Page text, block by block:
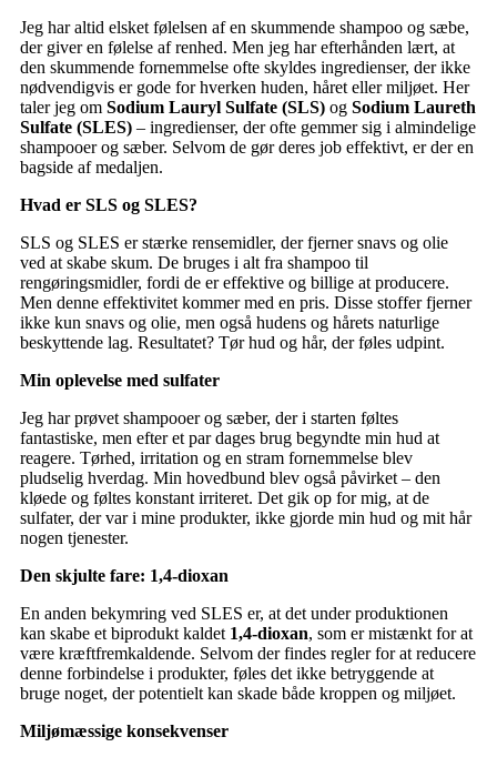
Jeg har altid elsket følelsen af en skummende shampoo og sæbe,
der giver en følelse af renhed. Men jeg har efterhånden lært, at
den skummende fornemmelse ofte skyldes ingredienser, der ikke
nødvendigvis er gode for hverken huden, håret eller miljøet. Her
taler jeg om Sodium Lauryl Sulfate (SLS) og Sodium Laureth
Sulfate (SLES) – ingredienser, der ofte gemmer sig i almindelige
shampooer og sæber. Selvom de gør deres job effektivt, er der en
bagside af medaljen.
Hvad er SLS og SLES?
SLS og SLES er stærke rensemidler, der fjerner snavs og olie
ved at skabe skum. De bruges i alt fra shampoo til
rengøringsmidler, fordi de er effektive og billige at producere.
Men denne effektivitet kommer med en pris. Disse stoffer fjerner
ikke kun snavs og olie, men også hudens og hårets naturlige
beskyttende lag. Resultatet? Tør hud og hår, der føles udpint.
Min oplevelse med sulfater
Jeg har prøvet shampooer og sæber, der i starten føltes
fantastiske, men efter et par dages brug begyndte min hud at
reagere. Tørhed, irritation og en stram fornemmelse blev
pludselig hverdag. Min hovedbund blev også påvirket – den
kløede og føltes konstant irriteret. Det gik op for mig, at de
sulfater, der var i mine produkter, ikke gjorde min hud og mit hår
nogen tjenester.
Den skjulte fare: 1,4-dioxan
En anden bekymring ved SLES er, at det under produktionen
kan skabe et biprodukt kaldet 1,4-dioxan, som er mistænkt for at
være kræftfremkaldende. Selvom der findes regler for at reducere
denne forbindelse i produkter, føles det ikke betryggende at
bruge noget, der potentielt kan skade både kroppen og miljøet.
Miljømæssige konsekvenser